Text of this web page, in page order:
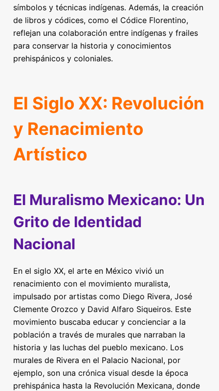
símbolos y técnicas indígenas. Además, la creación
de libros y códices, como el Códice Florentino,
reflejan una colaboración entre indígenas y frailes
para conservar la historia y conocimientos
prehispánicos y coloniales.
El Siglo XX: Revolución
y Renacimiento
Artístico
El Muralismo Mexicano: Un
Grito de Identidad
Nacional
En el siglo XX, el arte en México vivió un
renacimiento con el movimiento muralista,
impulsado por artistas como Diego Rivera, José
Clemente Orozco y David Alfaro Siqueiros. Este
movimiento buscaba educar y concienciar a la
población a través de murales que narraban la
historia y las luchas del pueblo mexicano. Los
murales de Rivera en el Palacio Nacional, por
ejemplo, son una crónica visual desde la época
prehispánica hasta la Revolución Mexicana, donde